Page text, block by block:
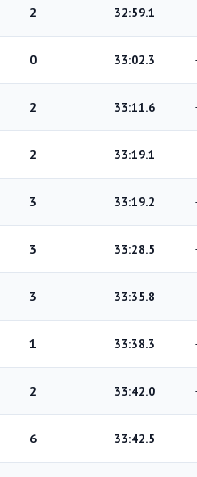
2 32:59.1
0 33:02.3
2 33:11.6
2 33:19.1
3 33:19.2
3 33:28.5
3 33:35.8
1 33:38.3
2 33:42.0
6 33:42.5